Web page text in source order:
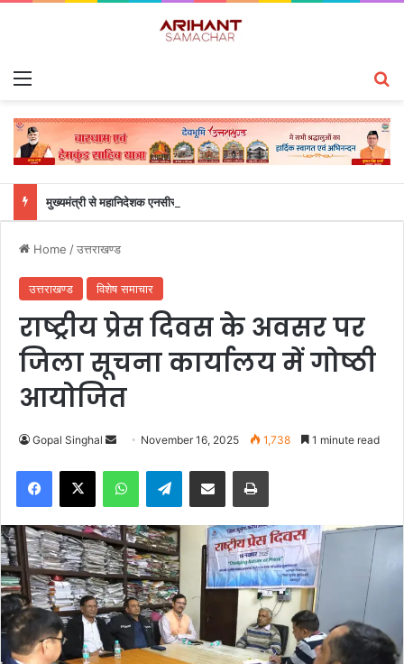
मुख्यमंत्री से महानिदेशक एनसीसी ने की शिष्टाचार भेंट
Home /उत्तराखण्ड
उत्तराखण्ड विशेष समाचार
राष्ट्रीय प्रेस दिवस के अवसर पर
जिला सूचना कार्यालय में गोष्ठी
आयोजित
Gopal Singhal
n
d
a
n
e
m
a
l
November 16, 2025 1,738 1 minute read
Telegram